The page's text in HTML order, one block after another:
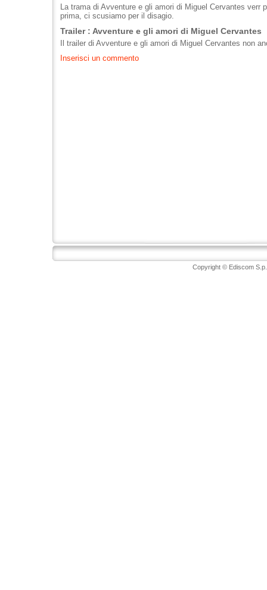
La trama di Avventure e gli amori di Miguel Cervantes verr
prima, ci scusiamo per il disagio.
Trailer : Avventure e gli amori di Miguel Cervantes
Il trailer di Avventure e gli amori di Miguel Cervantes non
Inserisci un commento
Copyright © Ediscom